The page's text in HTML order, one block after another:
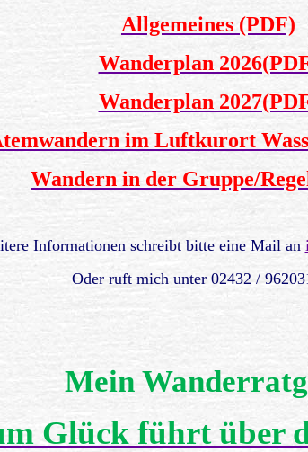
Allgemeines (PDF)
Wanderplan
Wanderplan
im Luftkurort
Wandern inder Gruppe/
Informationen schreibt bitte eine Mail an
Oder ruft mich unter 02432 /
Mein
Glück führt über